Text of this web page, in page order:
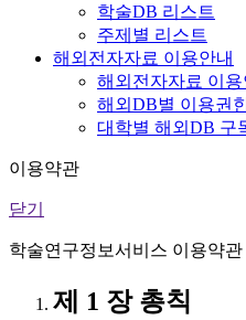
학술DB 리스트
주제별 리스트
해외전자자료 이용안내
해외전자자료 이용
해외DB별 이용권
대학별 해외DB 구
이용약관
닫기
학술연구정보서비스 이용약
제 1 장 총칙